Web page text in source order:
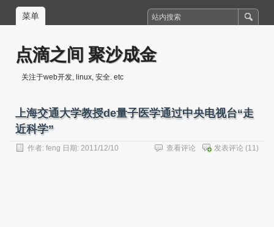
菜单
点滴之间 聚沙成金
关注于web开发, linux, 安全. etc
上海交通大学教授de量子医学通过中央电视台“走
近科学”
作者: feng 日期: 2011/12/10 发表评论 (11)
查看评论